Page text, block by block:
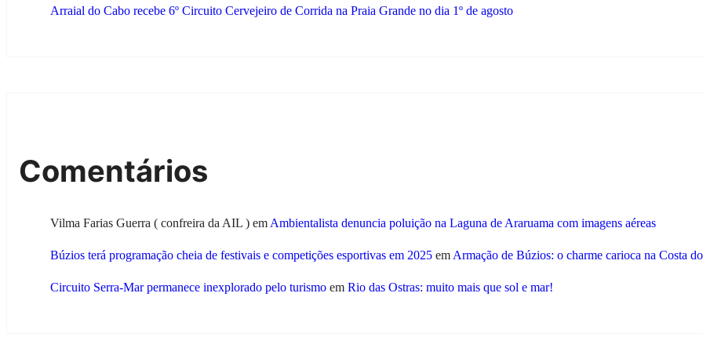
Arraial do Cabo recebe 6º Circuito Cervejeiro de Corrida na Praia Grande no dia 1º de agosto
Comentários
Vilma Farias Guerra ( confreira da AIL ) em Ambientalista denuncia poluição na Laguna de Araruama com imagens aéreas
Búzios terá programação cheia de festivais e competições esportivas em 2025 em Armação de Búzios: o charme carioca na Costa
Circuito Serra-Mar permanece inexplorado pelo turismo em Rio das Ostras: muito mais que sol e mar!